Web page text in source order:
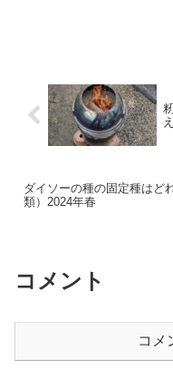
ダイソーの種の固定種はど
類）2024年春
コメント
コメ